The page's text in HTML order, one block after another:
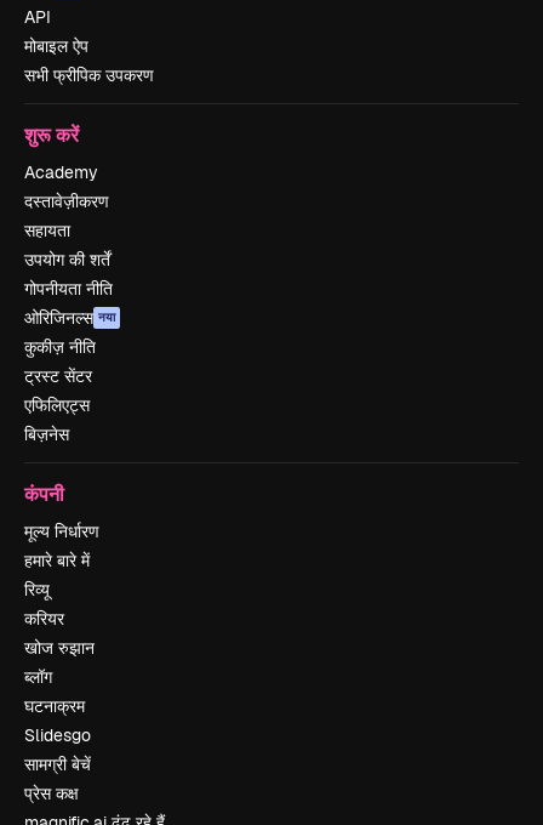
API
मोबाइल ऐप
सभी फ्रीपिक उपकरण
शुरू करें
Academy
दस्तावेज़ीकरण
सहायता
उपयोग की शर्तें
गोपनीयता नीति
ओरिजिनल्स नया
कुकीज़ नीति
ट्रस्ट सेंटर
एफिलिएट्स
बिज़नेस
कंपनी
मूल्य निर्धारण
हमारे बारे में
रिव्यू
करियर
खोज रुझान
ब्लॉग
घटनाक्रम
Slidesgo
सामग्री बेचें
प्रेस कक्ष